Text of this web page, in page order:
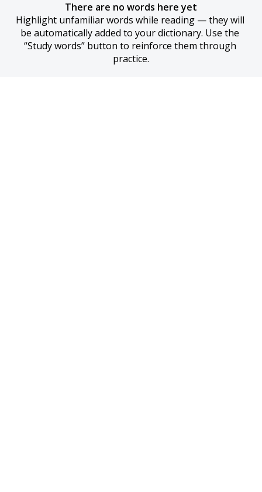
There are no words here yet
Highlight unfamiliar words while reading — they will
be automatically added to your dictionary. Use the
“Study words” button to reinforce them through
practice.